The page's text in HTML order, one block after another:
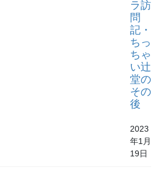
ラ訪
問
記・
ちっ
ちゃ
い辻
堂の
その
後
2023
年1月
19日